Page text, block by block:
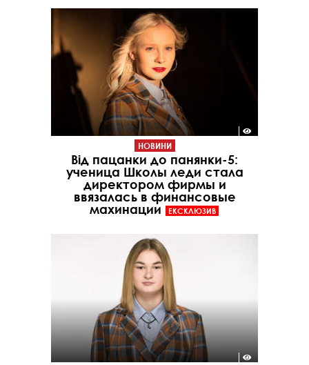
НОВИНИ
Від пацанки до панянки-5:
ученица Школы леди стала
директором фирмы и
ввязалась в финансовые
махинации
ЕКСКЛЮЗИВ